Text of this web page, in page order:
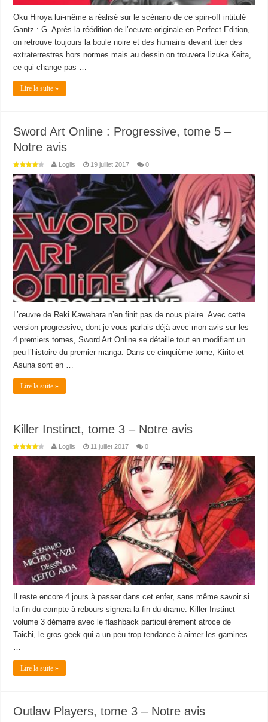
Oku Hiroya lui-même a réalisé sur le scénario de ce spin-off intitulé
Gantz : G. Après la réédition de l’oeuvre originale en Perfect Edition,
on retrouve toujours la boule noire et des humains devant tuer des
extraterrestres hors normes mais au dessin on trouvera Iizuka Keita,
ce qui change pas …
Lire la suite »
Sword Art Online : Progressive, tome 5 –
Notre avis
Loglis 19 juillet 2017 0
L’œuvre de Reki Kawahara n’en finit pas de nous plaire. Avec cette
version progressive, dont je vous parlais déjà avec mon avis sur les
4 premiers tomes, Sword Art Online se détaille tout en modifiant un
peu l’histoire du premier manga. Dans ce cinquième tome, Kirito et
Asuna sont en …
Lire la suite »
Killer Instinct, tome 3 – Notre avis
Loglis 11 juillet 2017 0
Il reste encore 4 jours à passer dans cet enfer, sans même savoir si
la fin du compte à rebours signera la fin du drame. Killer Instinct
volume 3 démarre avec le flashback particulièrement atroce de
Taichi, le gros geek qui a un peu trop tendance à aimer les gamines.
Lire la suite »
Outlaw Players, tome 3 – Notre avis